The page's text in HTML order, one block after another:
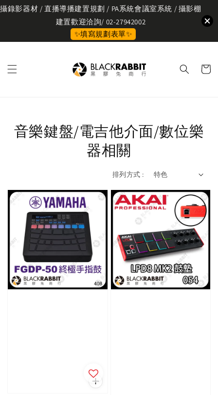
攝錄影器材 / 直播導播建置規劃 / PA系統會議室系統 / 攝影棚
建置歡迎洽詢/ 02-27942002
✨填寫規劃表單✨
音樂鍵盤/電吉他介面/數位樂
器相關
排列方式 :